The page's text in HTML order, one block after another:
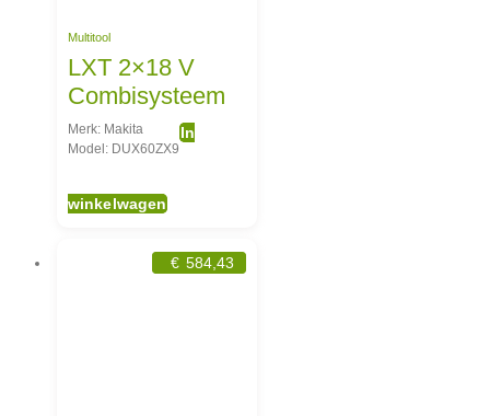
Multitool
LXT 2×18 V
Combisysteem
Merk: Makita
Model: DUX60ZX9
In
winkelwagen
€ 584,43